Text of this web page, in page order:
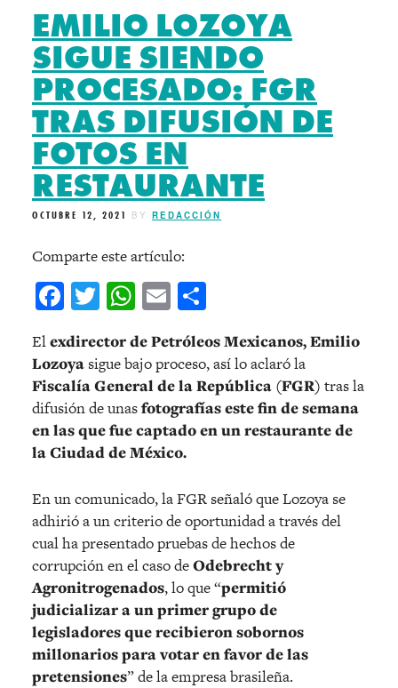
EMILIO LOZOYA
SIGUE SIENDO
PROCESADO: FGR
TRAS DIFUSIÓN DE
FOTOS EN
RESTAURANTE
OCTUBRE 12, 2021 BY REDACCIÓN
Comparte este artículo:
Facebook
Twitter
WhatsApp
Email
Elexdirector de Petróleos Mexicanos, Emilio
Lozoyasigue bajo proceso, así lo aclaró la
Fiscalía General de la República (FGR) tras la
difusión de unasfotografías este fin de semana
en las que fue captado en un restaurante de
la Ciudad de México.
En un comunicado, la FGR señaló que Lozoya se
adhirió a un criterio de oportunidad a través del
cual ha presentado pruebas de hechos de
corrupción en el caso deOdebrecht y
Agronitrogenados, lo que “permitió
judicializar a un primer grupo de
legisladores que recibieron sobornos
millonarios para votar en favor de las
pretensiones” de la empresa brasileña.